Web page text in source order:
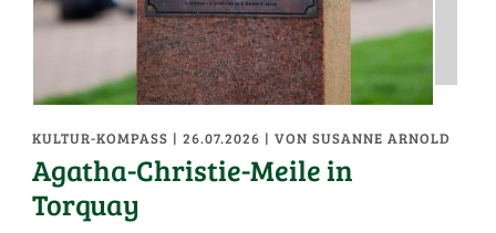
KULTUR-KOMPASS | 26.07.2026 | VON SUSANNE ARNOLD
Agatha-Christie-Meile in
Torquay